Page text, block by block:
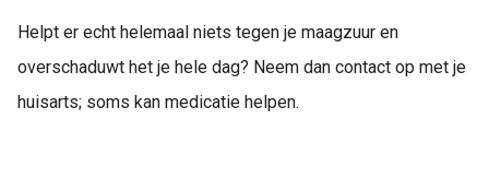
Helpt er echt helemaal niets tegen je maagzuur en
overschaduwt het je hele dag? Neem dan contact op met je
huisarts; soms kan medicatie helpen.